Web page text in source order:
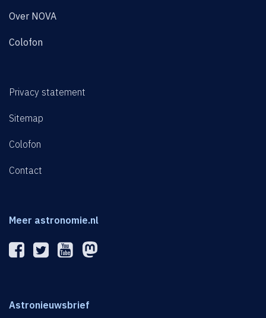
Over NOVA
Colofon
Privacy statement
Sitemap
Colofon
Contact
Meer astronomie.nl
Astronieuwsbrief